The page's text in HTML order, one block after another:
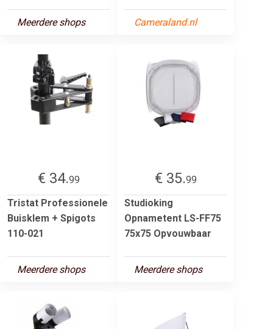
Meerdere shops Cameraland.nl
€ 34.99
Tristat Professionele
Buisklem + Spigots
110-021
Meerdere shops
€ 35.99
Studioking
Opnametent LS-FF75
75x75 Opvouwbaar
Meerdere shops